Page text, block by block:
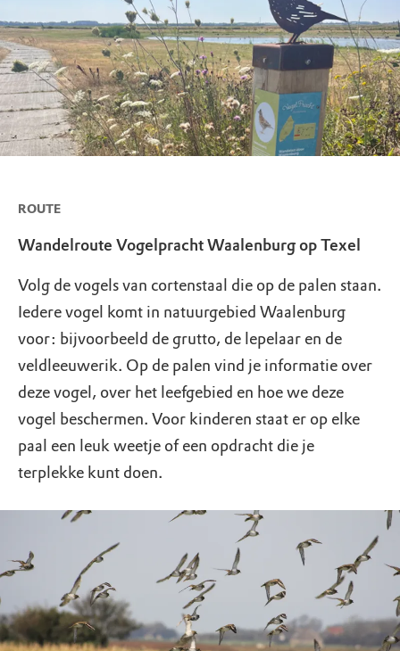
ROUTE
Wandelroute Vogelpracht Waalenburg op Texel
Volg de vogels van cortenstaal die op de palen staan.
Iedere vogel komt in natuurgebied Waalenburg
voor: bijvoorbeeld de grutto, de lepelaar en de
veldleeuwerik. Op de palen vind je informatie over
deze vogel, over het leefgebied en hoe we deze
vogel beschermen. Voor kinderen staat er op elke
paal een leuk weetje of een opdracht die je
terplekke kunt doen.